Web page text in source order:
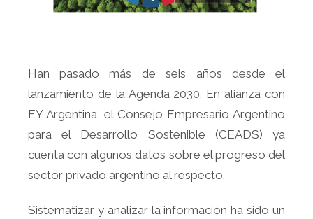
Han pasado más de seis años desde el
lanzamiento de la Agenda 2030. En alianza con
EY Argentina, el Consejo Empresario Argentino
para el Desarrollo Sostenible (CEADS) ya
cuenta con algunos datos sobre el progreso del
sector privado argentino al respecto.
Sistematizar y analizar la información ha sido un